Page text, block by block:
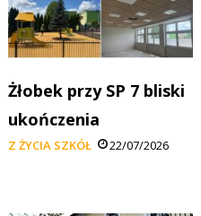
Żłobek przy SP 7 bliski
ukończenia
Z ŻYCIA SZKÓŁ 22/07/2026